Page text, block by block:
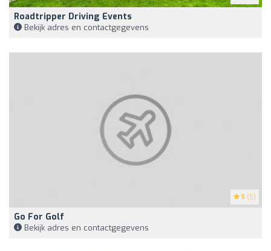
Roadtripper Driving Events
Bekijk adres en contactgegevens
5 (5)
Go For Golf
Bekijk adres en contactgegevens